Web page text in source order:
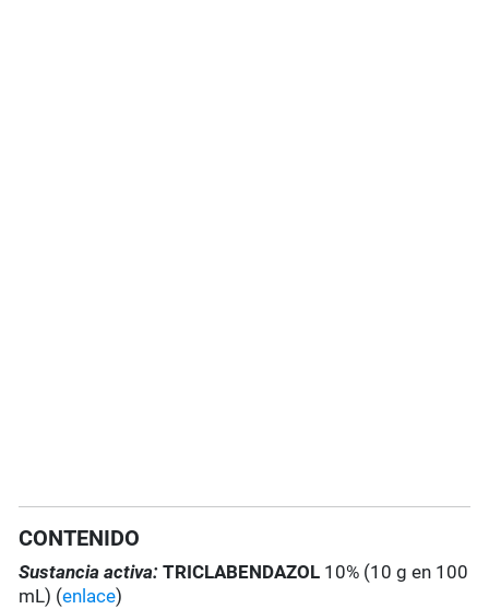
CONTENIDO
Sustancia activa:TRICLABENDAZOL 10% (10 g en 100
mL) (enlace)